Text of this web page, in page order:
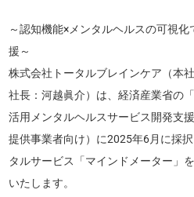
～認知機能×メンタルヘルスの可視
援～
株式会社トータルブレインケア（本
社長：河越眞介）は、経済産業省の
活用メンタルヘルスサービス開発支
提供事業者向け）に2025年6月に採
タルサービス「マインドメーター」
いたします。